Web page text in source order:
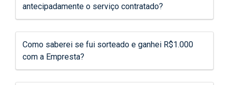
antecipadamente o serviço contratado?
Como saberei se fui sorteado e ganhei R$1.000
com a Empresta?